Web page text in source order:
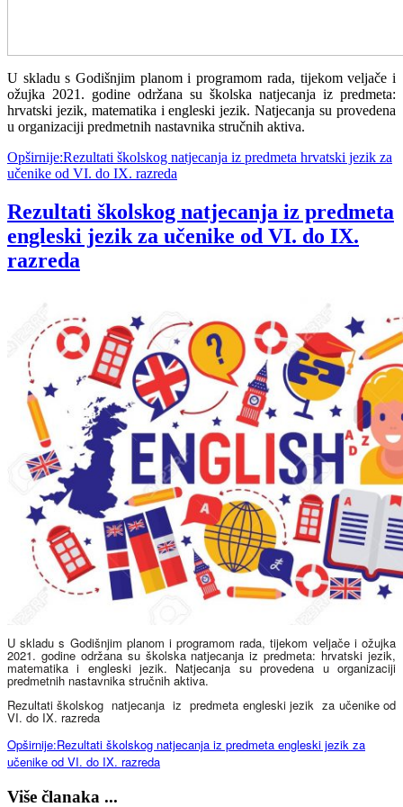
U skladu s Godišnjim planom i programom rada, tijekom veljače i
ožujka 2021. godine održana su školska natjecanja iz predmeta:
hrvatski jezik, matematika i engleski jezik. Natjecanja su provedena
u organizaciji predmetnih nastavnika stručnih aktiva.
Opširnije:Rezultati školskog natjecanja iz predmeta hrvatski jezik za
učenike od VI. do IX. razreda
Rezultati školskog natjecanja iz predmeta
engleski jezik za učenike od VI. do IX.
razreda
U skladu s Godišnjim planom i programom rada, tijekom veljače i ožujka
2021. godine održana su školska natjecanja iz predmeta: hrvatski jezik,
matematika i engleski jezik. Natjecanja su provedena u organizaciji
predmetnih nastavnika stručnih aktiva.
Rezultati školskog natjecanja iz predmeta engleski jezik za učenike od
VI. do IX. razreda
Opširnije:Rezultati školskog natjecanja iz predmeta engleski jezik za
učenike od VI. do IX. razreda
Više članaka ...